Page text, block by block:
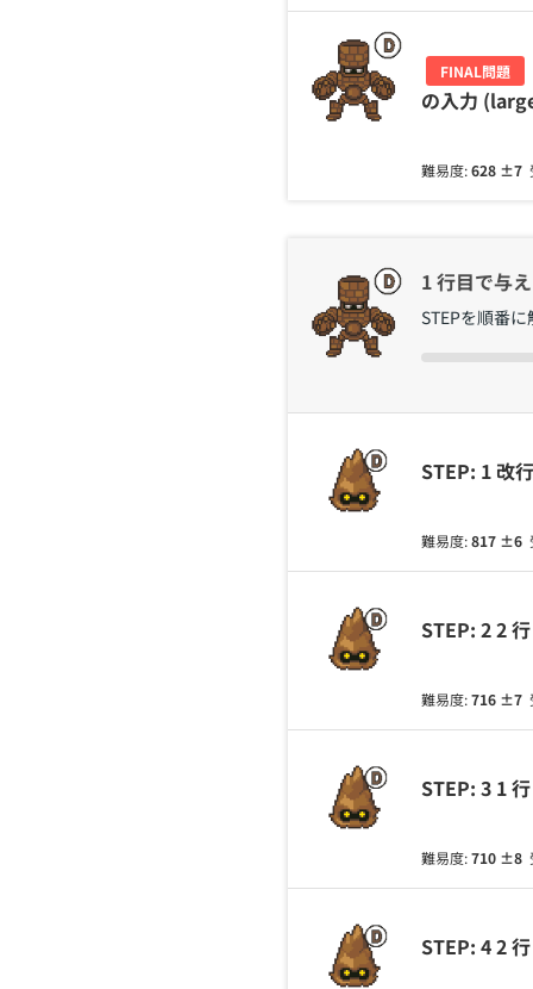
FINAL問題
の入力
難易度:628 ±7
1 行目で与
STEPを順番
STEP: 1 改
難易度:817 ±6
STEP: 2 2
難易度:716 ±7
STEP: 3 1
難易度:710 ±8
STEP: 4 2